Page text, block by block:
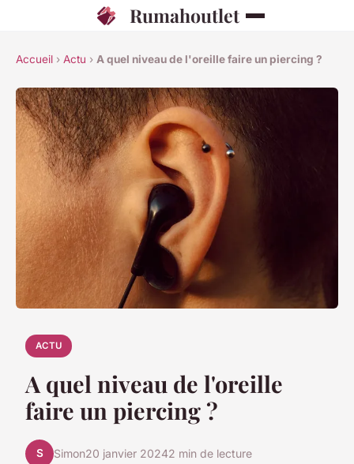
Rumahoutlet
Accueil › Actu › A quel niveau de l'oreille faire un piercing ?
ACTU
A quel niveau de l'oreille
faire un piercing ?
S Simon20 janvier 20242 min de lecture